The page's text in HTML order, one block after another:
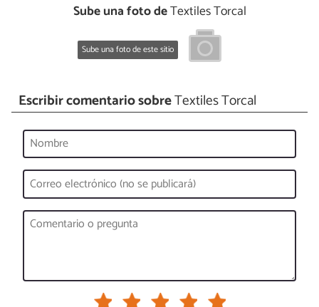
Sube una foto deTextiles Torcal
Sube una foto de este sitio
Escribir comentario sobreTextiles Torcal